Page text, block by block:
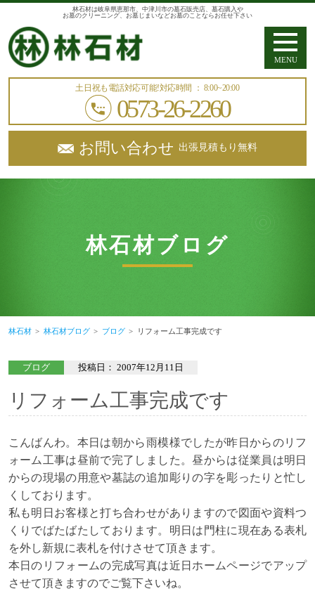
林石材は岐阜県恵那市、中津川市の墓石販売店、墓石購入や
お墓のクリーニング、お墓じまいなどお墓のことならお任せ下さい
MENU
土日祝も電話対応可能!対応時間 ： 8:00~20:00
0573-26-2260
お問い合わせ 出張見積もり無料
林石材ブログ
林石材 林石材ブログ ブログ リフォーム工事完成です
ブログ 投稿日： 2007年12月11日
リフォーム工事完成です
こんばんわ。本日は朝から雨模様でしたが昨日からのリフ
ォーム工事は昼前で完了しました。昼からは従業員は明日
からの現場の用意や墓誌の追加彫りの字を彫ったりと忙し
くしております。
私も明日お客様と打ち合わせがありますので図面や資料つ
くりでばたばたしております。明日は門柱に現在ある表札
を外し新規に表札を付けさせて頂きます。
本日のリフォームの完成写真は近日ホームページでアップ
させて頂きますのでご覧下さいね。